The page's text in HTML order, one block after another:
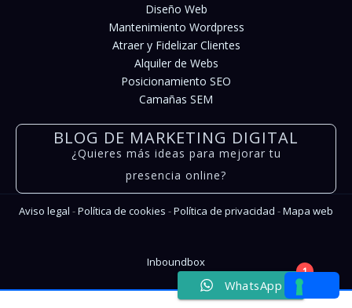
Diseño Web
Mantenimiento Wordpress
Atraer y Fidelizar Clientes
Alquiler de Webs
Posicionamiento SEO
Camañas SEM
BLOG DE MARKETING DIGITAL
¿Quieres más ideas para mejorar tu
presencia online?
Aviso legal -Política de cookies -Política de privacidad -Mapa web
Inboundbox
1
WhatsApp